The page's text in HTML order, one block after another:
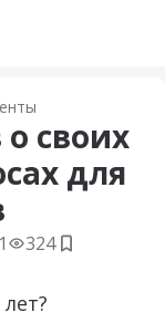
своих
для
324 Добавить